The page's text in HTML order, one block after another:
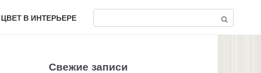
ЦВЕТ В ИНТЕРЬЕРЕ
Свежие записи